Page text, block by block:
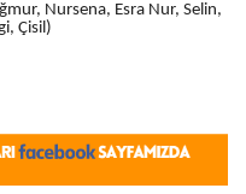
Nursena, Esra Nur, Selin,
Çisil)